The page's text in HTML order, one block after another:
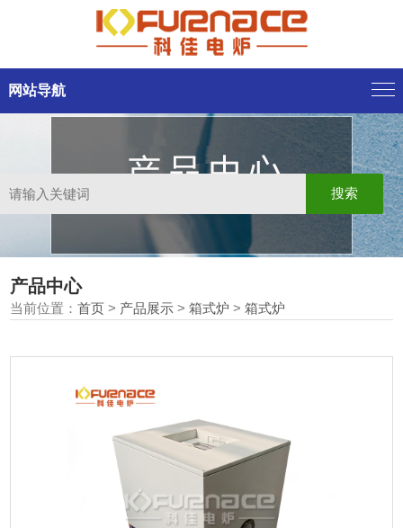
网站导航
产品中心
当前位置：首页 > 产品展示 >箱式炉 >箱式炉